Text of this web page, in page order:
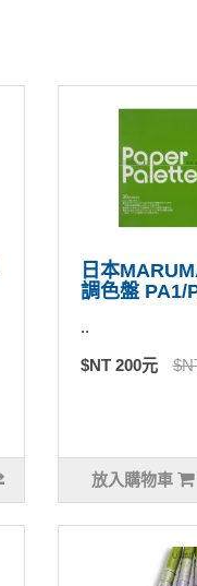
日本
調色盤 PA1/
..
$NT 200元
放入購物車